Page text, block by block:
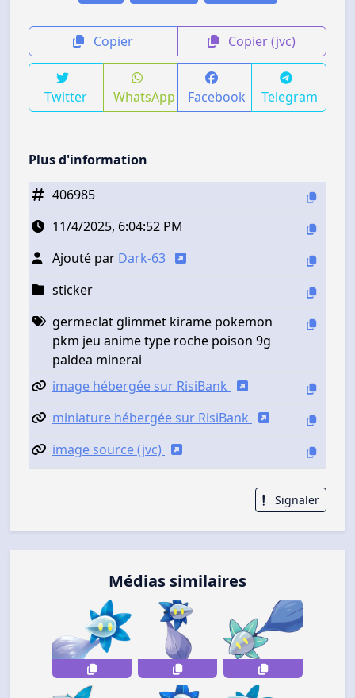
Copier Copier (jvc)
Twitter WhatsApp Facebook Telegram
Plus d'information
406985
11/4/2025, 6:04:52 PM
Ajouté par Dark-63
sticker
germeclat glimmet kirame pokemon
pkm jeu anime type roche poison 9g
paldea minerai
image hébergée sur RisiBank
miniature hébergée sur RisiBank
image source (jvc)
Signaler
Médias similaires